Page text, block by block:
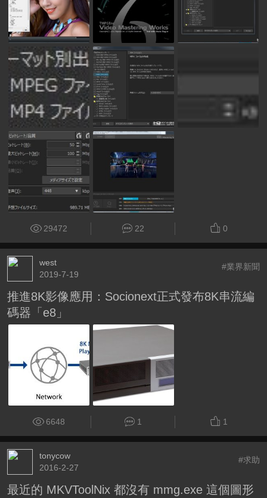
29472 22 0
west
2019-7-19
#業界新聞
推進8K影像應用：Socionext正式發布8K串流編
碼器「e8」
6648 1 1
tonycow
2016-2-27
#求助
最近的 MKVToolNix 都沒有 mmg.exe 這個圖形